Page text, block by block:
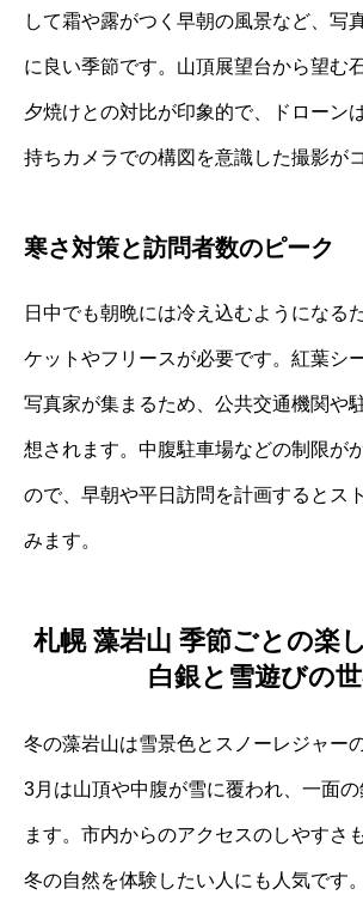
して霜や露がつく早朝の風景など、写
に良い季節です。山頂展望台から望む
夕焼けとの対比が印象的で、ドローン
持ちカメラでの構図を意識した撮影がコ
寒さ対策と訪問者数のピーク
日中でも朝晩には冷え込むようになる
ケットやフリースが必要です。紅葉シ
写真家が集まるため、公共交通機関や
想されます。中腹駐車場などの制限が
ので、早朝や平日訪問を計画するとス
みます。
札幌 藻岩山 季節ごとの楽
白銀と雪遊びの
冬の藻岩山は雪景色とスノーレジャー
3月は山頂や中腹が雪に覆われ、一面の
ます。市内からのアクセスのしやすさ
冬の自然を体験したい人にも人気です